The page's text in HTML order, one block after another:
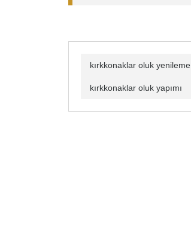
kırkkonaklar oluk yenileme
kırkkonaklar oluk yapımı